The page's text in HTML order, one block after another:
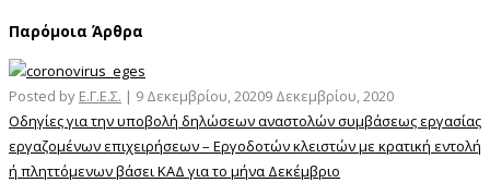
Παρόμοια Άρθρα
Posted by Ε.Γ.Ε.Σ. | 9 Δεκεμβρίου, 20209 Δεκεμβρίου, 2020
Οδηγίες για την υποβολή δηλώσεων αναστολών συμβάσεως εργασίας
εργαζομένων επιχειρήσεων – Εργοδοτών κλειστών με κρατική εντολή
ή πληττόμενων βάσει ΚΑΔ για το μήνα Δεκέμβριο